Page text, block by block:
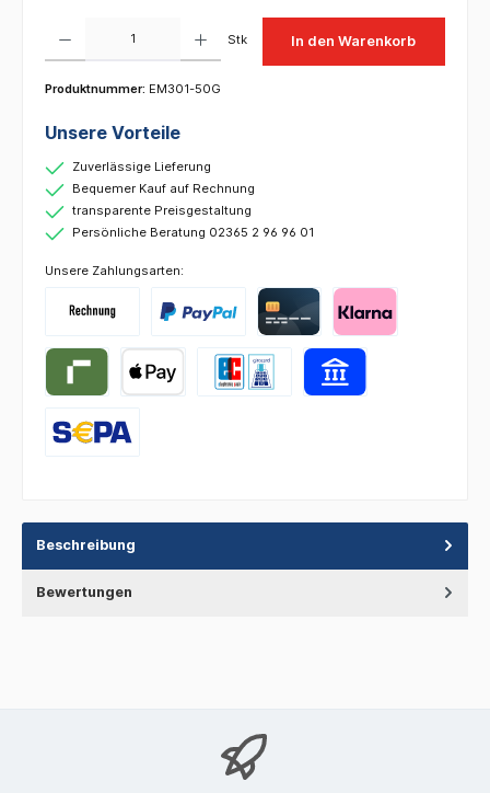
Stk In den Warenkorb
Produktnummer: EM301-50G
Unsere Vorteile
Zuverlässige Lieferung
Bequemer Kauf auf Rechnung
transparente Preisgestaltung
Persönliche Beratung 02365 2 96 96 01
Unsere Zahlungsarten:
Beschreibung
Bewertungen